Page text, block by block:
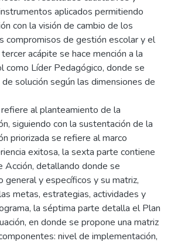
aplicados permitiendo
con la visión de cambio de los
compromisos de gestión escolar y el
acápite se hace mención a la
como Líder Pedagógico, donde se
solución según las dimensiones de
al planteamiento de la
siguiendo con la sustentación de la
priorizada se refiere al marco
exitosa, la sexta parte contiene
Acción, detallando donde se
y específicos y su matriz,
metas, estrategias, actividades y
la séptima parte detalla el Plan
en donde se propone una matriz
nivel de implementación,